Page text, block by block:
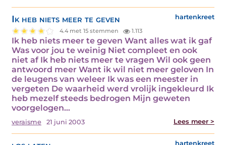
Ik heb niets meer te geven hartenkreet
4.4 met 15 stemmen 1.113
Ik heb niets meer te geven Want alles wat ik gaf
Was voor jou te weinig Niet compleet en ook
niet af Ik heb niets meer te vragen Wil ook geen
antwoord meer Want ik wil niet meer geloven In
de leugens van weleer Ik was een meester in
vergeten De waarheid werd vrolijk ingekleurd Ik
heb mezelf steeds bedrogen Mijn geweten
voorgelogen…
veraisme 21 juni 2003 Lees meer >
hartenkreet